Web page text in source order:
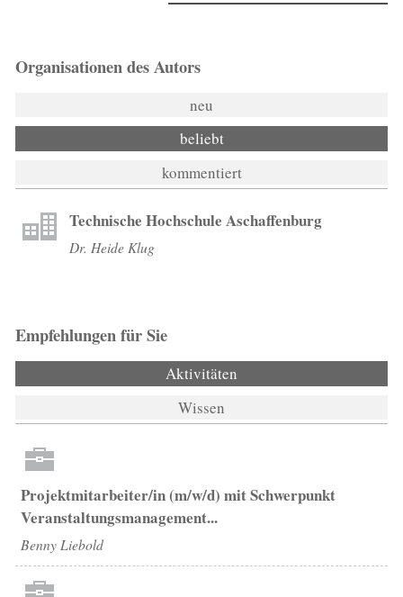
Organisationen des Autors
neu
beliebt
kommentiert
Technische Hochschule Aschaffenburg
Dr. Heide Klug
Empfehlungen für Sie
Aktivitäten
Wissen
Projektmitarbeiter/in (m/w/d) mit Schwerpunkt
Veranstaltungsmanagement...
Benny Liebold